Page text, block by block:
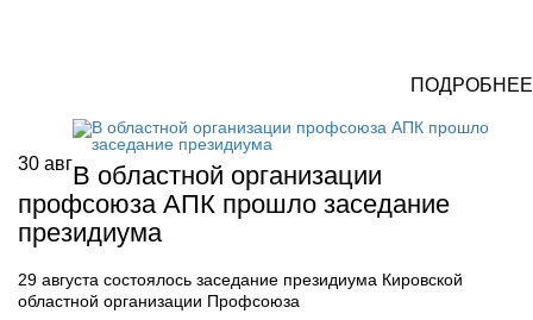
ПОДРОБНЕЕ
30 авгВ областной организации
профсоюза АПК прошло заседание
президиума
29 августа состоялось заседание президиума Кировской
областной организации Профсоюза